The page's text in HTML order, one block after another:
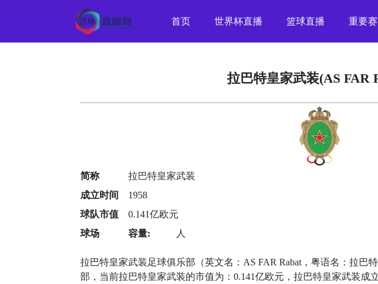
首页 世界杯直播 篮球直播 重要
拉巴特皇家武装(AS FAR
简称
拉巴特皇家武装
成立时间
1958
球队市值
0.141亿欧元
球场
容量: 人
拉巴特皇家武装足球俱乐部（英文名：AS FAR Rabat，粤语名：拉巴
部，当前拉巴特皇家武装的市值为：0.141亿欧元，拉巴特皇家武装成